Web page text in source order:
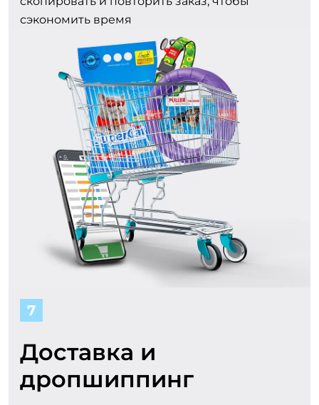
сэкономить время
7
Доставка и
дропшиппинг